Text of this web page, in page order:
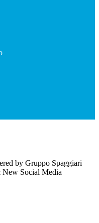
by Gruppo Spaggiari
Social Media